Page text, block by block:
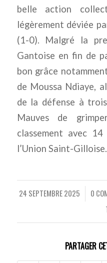
belle action
légèrement déviée
(1-0). Malgré la
Gantoise en fin de
bon grâce
de Moussa Ndiaye,
de la défense à
Mauves de
classement avec
l’Union Saint-Gilloise.
24 SEPTEMBRE 2025
/ 0
PARTAGER